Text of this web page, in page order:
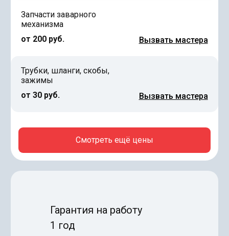
Запчасти заварного
механизма
от 200 руб.
Вызвать мастера
Трубки, шланги, скобы,
зажимы
от 30 руб.
Вызвать мастера
Смотреть ещё цены
Гарантия на работу
1 год